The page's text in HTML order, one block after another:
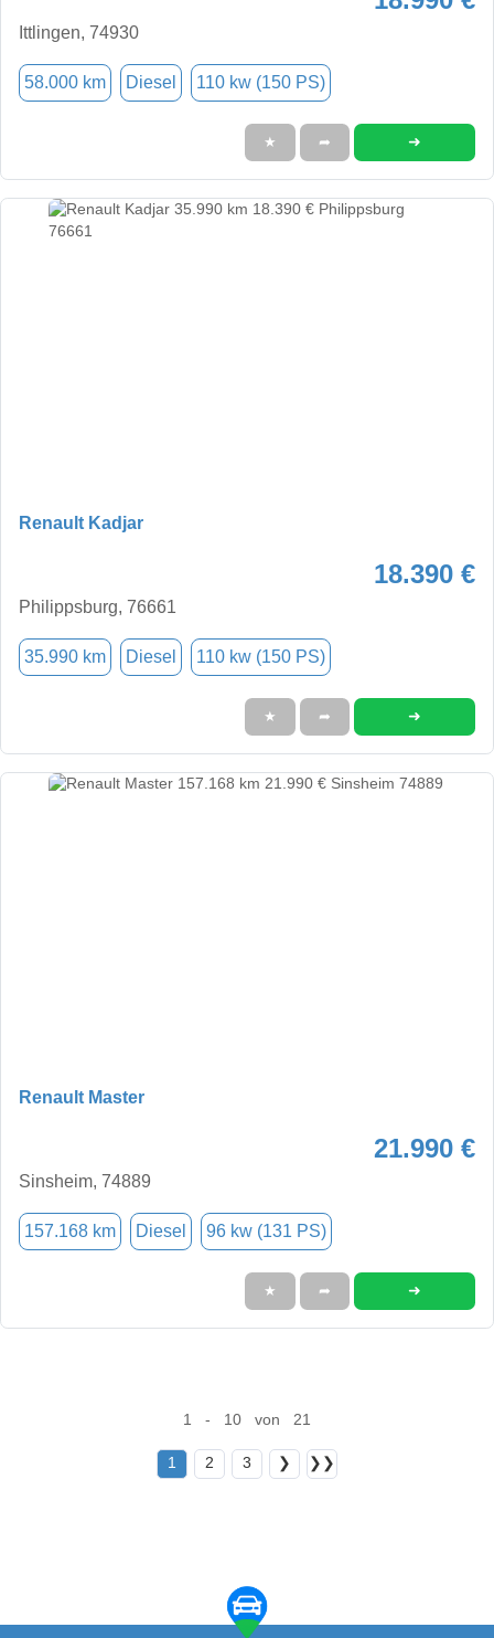
Ittlingen, 74930
58.000 km Diesel 110 kw (150 PS)
★ ➦ ➜
Renault Kadjar
18.390 €
Philippsburg, 76661
35.990 km Diesel 110 kw (150 PS)
★ ➦ ➜
Renault Master
21.990 €
Sinsheim, 74889
157.168 km Diesel 96 kw (131 PS)
★ ➦ ➜
1 - 10 von 21
1 2 3 ❯ ❯❯